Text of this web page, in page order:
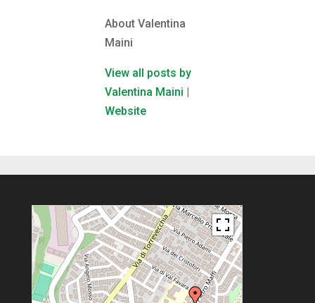
About Valentina
Maini
View all posts by
Valentina Maini
Website